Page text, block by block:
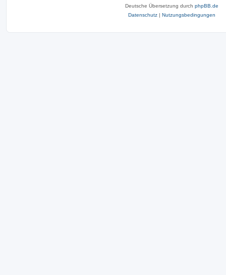
Deutsche Übersetzung durch phpBB.de
Datenschutz | Nutzungsbedingungen